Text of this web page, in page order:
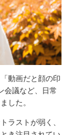
動画だと顔の印
会議など、日常
した。
ラストが弱く、